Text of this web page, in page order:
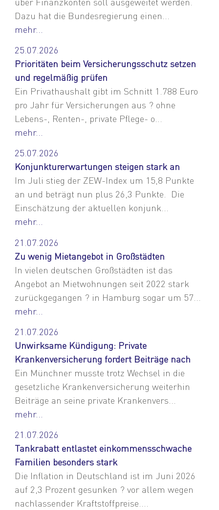
Dazu hat die Bundesregierung einen...
mehr...
25.07.2026
Prioritäten beim Versicherungsschutz setzen
und regelmäßig prüfen
Ein Privathaushalt gibt im Schnitt 1.788 Euro
pro Jahr für Versicherungen aus ? ohne
Lebens-, Renten-, private Pflege- o...
mehr...
25.07.2026
Konjunkturerwartungen steigen stark an
Im Juli stieg der ZEW-Index um 15,8 Punkte
an und beträgt nun plus 26,3 Punkte. Die
Einschätzung der aktuellen konjunk...
mehr...
21.07.2026
Zu wenig Mietangebot in Großstädten
In vielen deutschen Großstädten ist das
Angebot an Mietwohnungen seit 2022 stark
zurückgegangen ? in Hamburg sogar um 57...
mehr...
21.07.2026
Unwirksame Kündigung: Private
Krankenversicherung fordert Beiträge nach
Ein Münchner musste trotz Wechsel in die
gesetzliche Krankenversicherung weiterhin
Beiträge an seine private Krankenvers...
mehr...
21.07.2026
Tankrabatt entlastet einkommensschwache
Familien besonders stark
Die Inflation in Deutschland ist im Juni 2026
auf 2,3 Prozent gesunken ? vor allem wegen
nachlassender Kraftstoffpreise....